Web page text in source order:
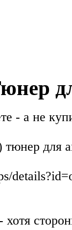
- а не
для
хотя